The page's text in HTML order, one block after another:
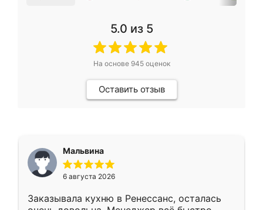
5.0 из 5
На основе 945оценок
Оставить отзыв
Мальвина
6 августа 2026
Заказывала кухню в Ренессанс, осталась